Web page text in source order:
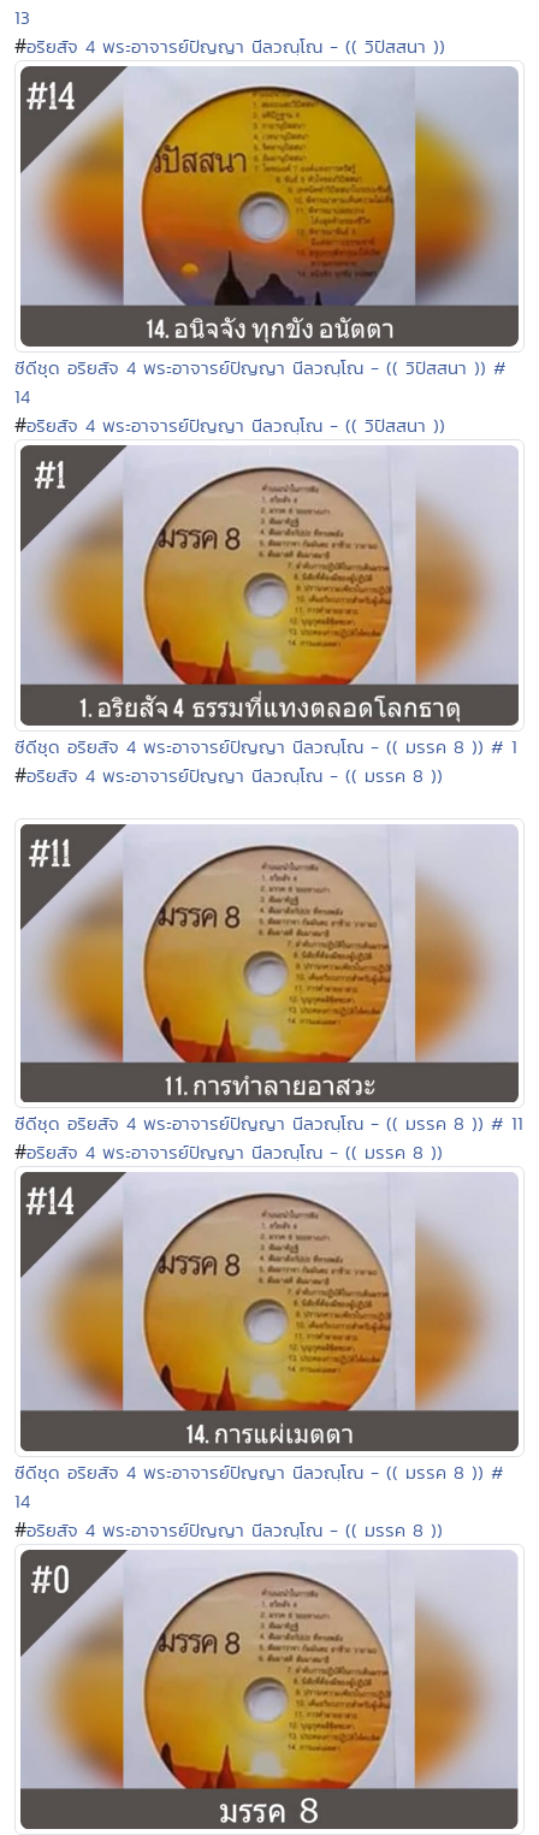
13
#อริยสัจ 4 พระอาจารย์ปัญญา นีลวณฺโณ - (( วิปัสสนา ))
ซีดีชุด อริยสัจ 4 พระอาจารย์ปัญญา นีลวณฺโณ - (( วิปัสสนา )) #
14
#อริยสัจ 4 พระอาจารย์ปัญญา นีลวณฺโณ - (( วิปัสสนา ))
ซีดีชุด อริยสัจ 4 พระอาจารย์ปัญญา นีลวณฺโณ - (( มรรค 8 )) # 1
#อริยสัจ 4 พระอาจารย์ปัญญา นีลวณฺโณ - (( มรรค 8 ))
ซีดีชุด อริยสัจ 4 พระอาจารย์ปัญญา นีลวณฺโณ - (( มรรค 8 )) # 11
#อริยสัจ 4 พระอาจารย์ปัญญา นีลวณฺโณ - (( มรรค 8 ))
ซีดีชุด อริยสัจ 4 พระอาจารย์ปัญญา นีลวณฺโณ - (( มรรค 8 )) #
14
#อริยสัจ 4 พระอาจารย์ปัญญา นีลวณฺโณ - (( มรรค 8 ))